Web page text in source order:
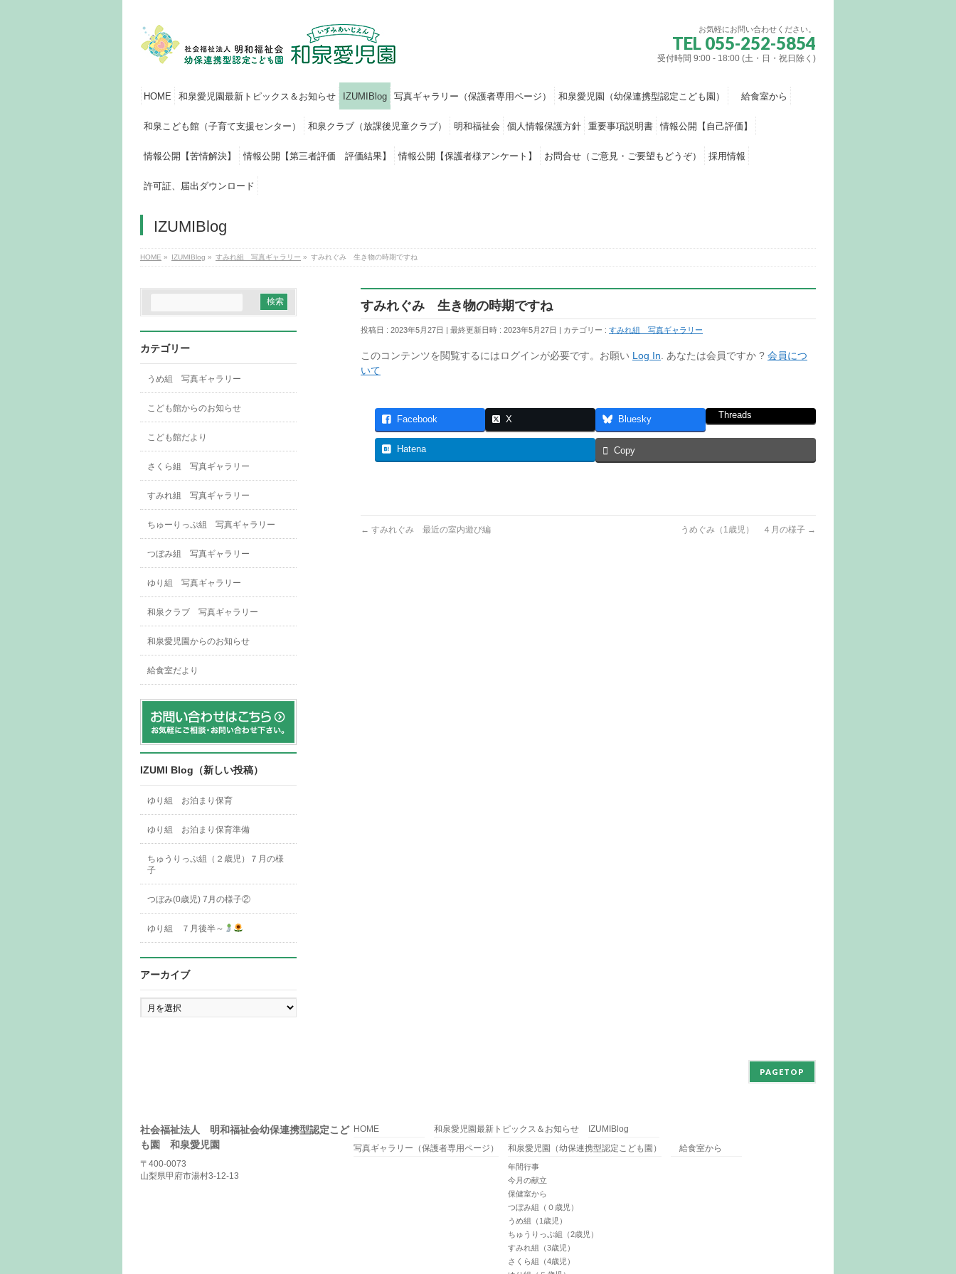
お気軽にお問い合わせください。
TEL 055-252-5854
受付時間 9:00 - 18:00 (土・日・祝日除く)
HOME 和泉愛児園最新トピックス＆お知らせ IZUMIBlog 写真ギャラリー（保護者専用ページ） 和泉愛児園（幼保連携型認定こども園） 給食室から
和泉こども館（子育て支援センター） 和泉クラブ（放課後児童クラブ） 明和福祉会 個人情報保護方針 重要事項説明書 情報公開【自己評価】
情報公開【苦情解決】 情報公開【第三者評価 評価結果】 情報公開【保護者様アンケート】 お問合せ（ご意見・ご要望もどうぞ） 採用情報
許可証、届出ダウンロード
IZUMIBlog
HOME » IZUMIBlog » すみれ組 写真ギャラリー » すみれぐみ 生き物の時期ですね
すみれぐみ 生き物の時期ですね
投稿日 : 2023年5月27日 最終更新日時 : 2023年5月27日 カテゴリー : すみれ組 写真ギャラリー
このコンテンツを閲覧するにはログインが必要です。お願い Log In . あなたは会員ですか ? 会員につ
いて
Facebook X Bluesky Threads
Hatena Copy
← すみれぐみ 最近の室内遊び編 うめぐみ（1歳児） ４月の様子 →
カテゴリー
うめ組 写真ギャラリー
こども館からのお知らせ
こども館だより
さくら組 写真ギャラリー
すみれ組 写真ギャラリー
ちゅーりっぷ組 写真ギャラリー
つぼみ組 写真ギャラリー
ゆり組 写真ギャラリー
和泉クラブ 写真ギャラリー
和泉愛児園からのお知らせ
給食室だより
IZUMI Blog（新しい投稿）
ゆり組 お泊まり保育
ゆり組 お泊まり保育準備
ちゅうりっぷ組（２歳児）７月の様
子
つぼみ(0歳児) 7月の様子②
ゆり組 ７月後半～
アーカイブ
ア
ー
PAGETOP
社会福祉法人 明和福祉会幼保連携型認定こど
も園 和泉愛児園
〒400-0073
山梨県甲府市湯村3-12-13
HOME 和泉愛児園最新トピックス＆お知らせ
IZUMIBlog
写真ギャラリー（保護者専用ページ）
和泉愛児園（幼保連携型認定こども園）
年間行事
今月の献立
保健室から
つぼみ組（０歳児）
うめ組（1歳児）
ちゅうりっぷ組（2歳児）
すみれ組（3歳児）
さくら組（4歳児）
給食室から